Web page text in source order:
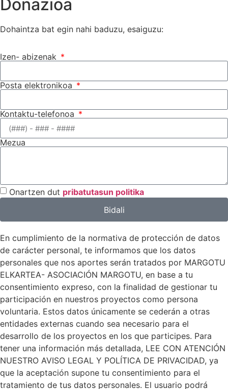
Donazioa
Dohaintza bat egin nahi baduzu, esaiguzu:
Izen- abizenak
Posta elektronikoa
Kontaktu-telefonoa
Mezua
Onartzen dut pribatutasun politika
Bidali
En cumplimiento de la normativa de protección de datos
de carácter personal, te informamos que los datos
personales que nos aportes serán tratados por MARGOTU
ELKARTEA- ASOCIACIÓN MARGOTU, en base a tu
consentimiento expreso, con la finalidad de gestionar tu
participación en nuestros proyectos como persona
voluntaria. Estos datos únicamente se cederán a otras
entidades externas cuando sea necesario para el
desarrollo de los proyectos en los que participes. Para
tener una información más detallada, LEE CON ATENCIÓN
NUESTRO AVISO LEGAL Y POLÍTICA DE PRIVACIDAD, ya
que la aceptación supone tu consentimiento para el
tratamiento de tus datos personales. El usuario podrá